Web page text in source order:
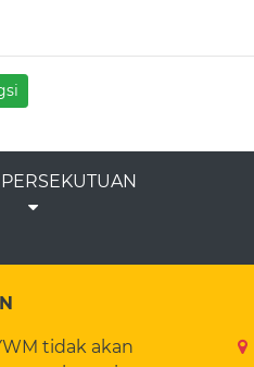
tidak akan